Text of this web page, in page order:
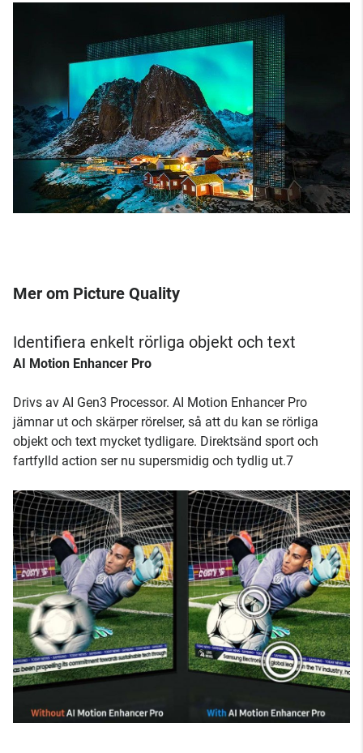
Mer om Picture Quality
Identifiera enkelt rörliga objekt och text
AI Motion Enhancer Pro
Drivs av AI Gen3 Processor. AI Motion Enhancer Pro
jämnar ut och skärper rörelser, så att du kan se rörliga
objekt och text mycket tydligare. Direktsänd sport och
fartfylld action ser nu supersmidig och tydlig ut.7